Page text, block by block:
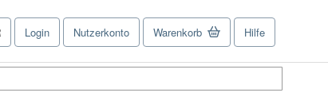
Login Nutzerkonto Warenkorb Hilfe